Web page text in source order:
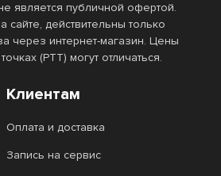
является публичной офертой.
сайте, действительны только
через интернет-магазин. Цены
(РТТ) могут отличаться.
Клиентам
Оплата и доставка
Запись на сервис